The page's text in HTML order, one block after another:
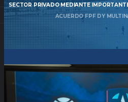
SECTOR PRIVADO MEDIANTE
ACUERDO FPF DY